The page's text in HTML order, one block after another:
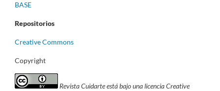
BASE
Repositorios
Creative Commons
Copyright
Revista Cuidarte está bajo una licencia Creative